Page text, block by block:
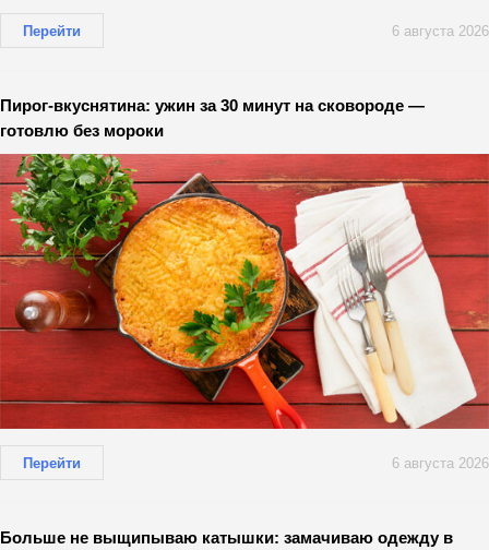
Перейти 6 августа 2026
Пирог-вкуснятина: ужин за 30 минут на сковороде —
готовлю без мороки
Перейти 6 августа 2026
Больше не выщипываю катышки: замачиваю одежду в